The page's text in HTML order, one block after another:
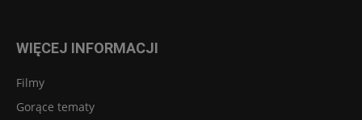
WIĘCEJ INFORMACJI
Filmy
Gorące tematy